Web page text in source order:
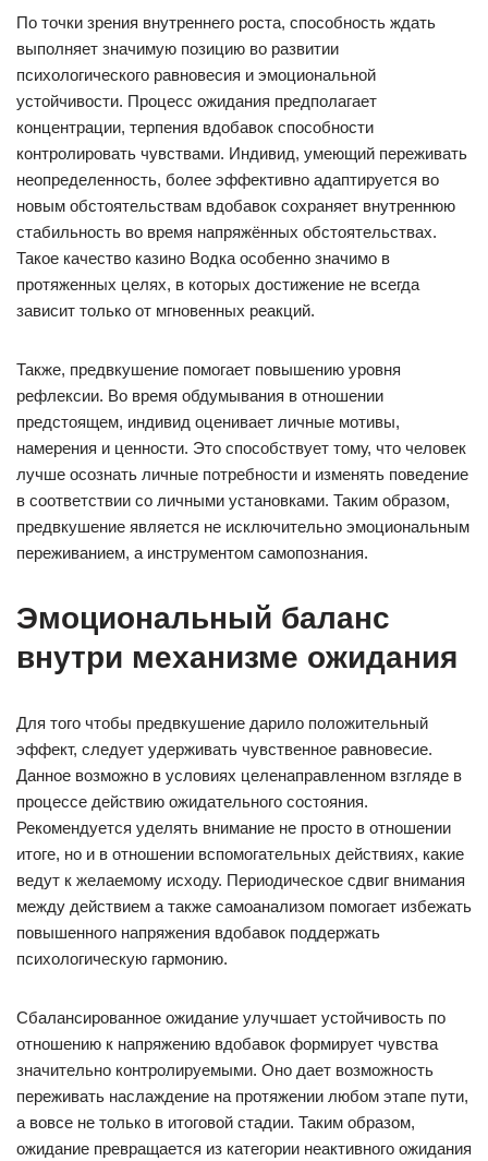
По точки зрения внутреннего роста, способность ждать
выполняет значимую позицию во развитии
психологического равновесия и эмоциональной
устойчивости. Процесс ожидания предполагает
концентрации, терпения вдобавок способности
контролировать чувствами. Индивид, умеющий переживать
неопределенность, более эффективно адаптируется во
новым обстоятельствам вдобавок сохраняет внутреннюю
стабильность во время напряжённых обстоятельствах.
Такое качество казино Водка особенно значимо в
протяженных целях, в которых достижение не всегда
зависит только от мгновенных реакций.
Также, предвкушение помогает повышению уровня
рефлексии. Во время обдумывания в отношении
предстоящем, индивид оценивает личные мотивы,
намерения и ценности. Это способствует тому, что человек
лучше осознать личные потребности и изменять поведение
в соответствии со личными установками. Таким образом,
предвкушение является не исключительно эмоциональным
переживанием, а инструментом самопознания.
Эмоциональный баланс
внутри механизме ожидания
Для того чтобы предвкушение дарило положительный
эффект, следует удерживать чувственное равновесие.
Данное возможно в условиях целенаправленном взгляде в
процессе действию ожидательного состояния.
Рекомендуется уделять внимание не просто в отношении
итоге, но и в отношении вспомогательных действиях, какие
ведут к желаемому исходу. Периодическое сдвиг внимания
между действием а также самоанализом помогает избежать
повышенного напряжения вдобавок поддержать
психологическую гармонию.
Сбалансированное ожидание улучшает устойчивость по
отношению к напряжению вдобавок формирует чувства
значительно контролируемыми. Оно дает возможность
переживать наслаждение на протяжении любом этапе пути,
а вовсе не только в итоговой стадии. Таким образом,
ожидание превращается из категории неактивного ожидания